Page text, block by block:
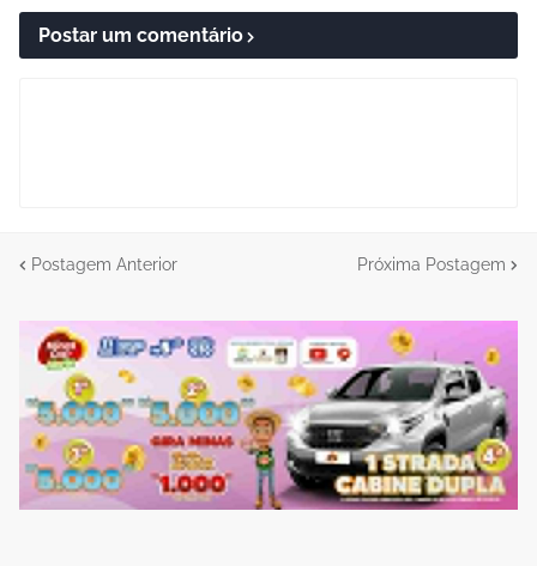
Postar um comentário
Postagem Anterior Próxima Postagem